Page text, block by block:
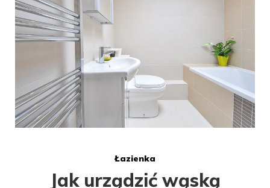
Łazienka
Jak urządzić wąską